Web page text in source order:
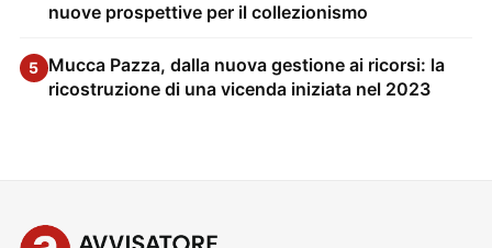
nuove prospettive per il collezionismo
5 Mucca Pazza, dalla nuova gestione ai ricorsi: la
ricostruzione di una vicenda iniziata nel 2023